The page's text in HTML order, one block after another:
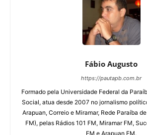
Fábio Augusto
https://pautapb.com.br
Formado pela Universidade Federal da
Social, atua desde 2007 no jornalismo
Arapuan, Correio e Miramar, Rede Paraíba
FM), pelas Rádios 101 FM, Miramar FM,
FM e Arapuan FM.